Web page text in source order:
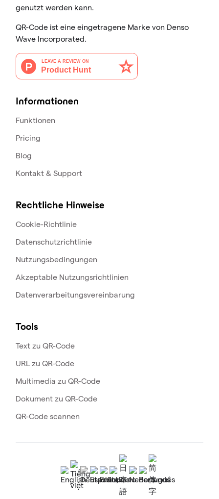
genutzt werden kann.
QR-Code ist eine eingetragene Marke von Denso
Wave Incorporated.
Informationen
Funktionen
Pricing
Blog
Kontakt & Support
Rechtliche Hinweise
Cookie-Richtlinie
Datenschutzrichtlinie
Nutzungsbedingungen
Akzeptable Nutzungsrichtlinien
Datenverarbeitungsvereinbarung
Tools
Text zu QR-Code
URL zu QR-Code
Multimedia zu QR-Code
Dokument zu QR-Code
QR-Code scannen